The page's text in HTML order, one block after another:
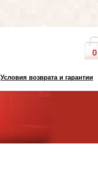
0
Условия возврата и гарантии